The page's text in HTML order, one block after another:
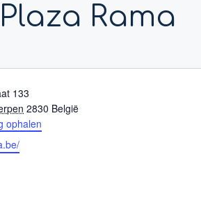
Rama
133
2830 België
ophalen